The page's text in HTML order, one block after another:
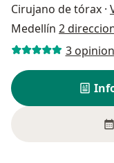
Cirujano de tórax ·
Medellín 2
3